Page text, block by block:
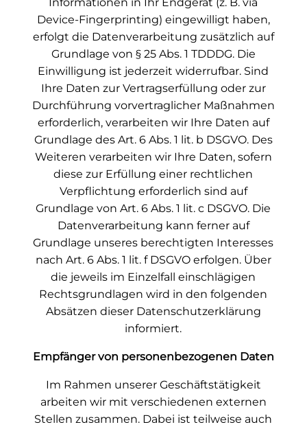
Device-Fingerprinting) eingewilligt haben,
erfolgt die Datenverarbeitung zusätzlich auf
Grundlage von § 25 Abs. 1 TDDDG. Die
Einwilligung ist jederzeit widerrufbar. Sind
Ihre Daten zur Vertragserfüllung oder zur
Durchführung vorvertraglicher Maßnahmen
erforderlich, verarbeiten wir Ihre Daten auf
Grundlage des Art. 6 Abs. 1 lit. b DSGVO. Des
Weiteren verarbeiten wir Ihre Daten, sofern
diese zur Erfüllung einer rechtlichen
Verpflichtung erforderlich sind auf
Grundlage von Art. 6 Abs. 1 lit. c DSGVO. Die
Datenverarbeitung kann ferner auf
Grundlage unseres berechtigten Interesses
nach Art. 6 Abs. 1 lit. f DSGVO erfolgen. Über
die jeweils im Einzelfall einschlägigen
Rechtsgrundlagen wird in den folgenden
Absätzen dieser Datenschutzerklärung
informiert.
Empfänger von personenbezogenen Daten
Im Rahmen unserer Geschäftstätigkeit
arbeiten wir mit verschiedenen externen
Stellen zusammen. Dabei ist teilweise auch